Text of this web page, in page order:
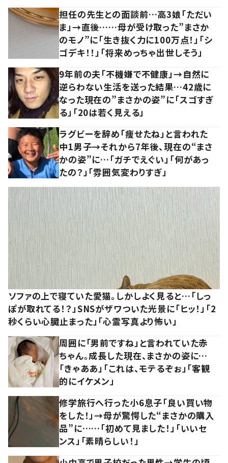
担任の先生との面談前…高3娘「ただい
ま」→直後……母が受け取った”まさか
のモノ”に「生き抜く力に100万点！」「シ
ゴデキ！！」「将来めっちゃ出世しそう」
9年前の夫「不機嫌で不健康」→自然に
逆らわない生活を送った結果…42歳に
なった現在の”まさかの姿”に「スゴすぎ
る」「20は若く見える」
ラグビーを辞め「痩せたね」と言われた
中1男子→それから7年後、現在の“まさ
かの姿”に…「ガチでえぐい」「何があっ
たの？」「雰囲気変わりすぎ」
ソファの上で寝ていた愛猫。しかしよく見ると…「しっ
ぽが取れてる！？」SNSがザワついた光景に「ヒッ！」「2
秒くらい心臓止まった」「心霊写真より怖い」
周囲に「男前ですね」と言われていた赤
ちゃん。成長した現在、まさかの姿に…
「きゃああ」「これは、モテるぞぉ」「客観
的にイケメン」
修学旅行へ行った小6息子「良い買い物
をした！」→母が驚愕した“まさかの購入
品”に……「初めて見ました！」「いいセ
ンス」「素晴らしい！」